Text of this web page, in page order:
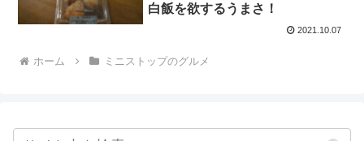
白飯を欲するうまさ！
2021.10.07
ホーム ミニストップのグルメ